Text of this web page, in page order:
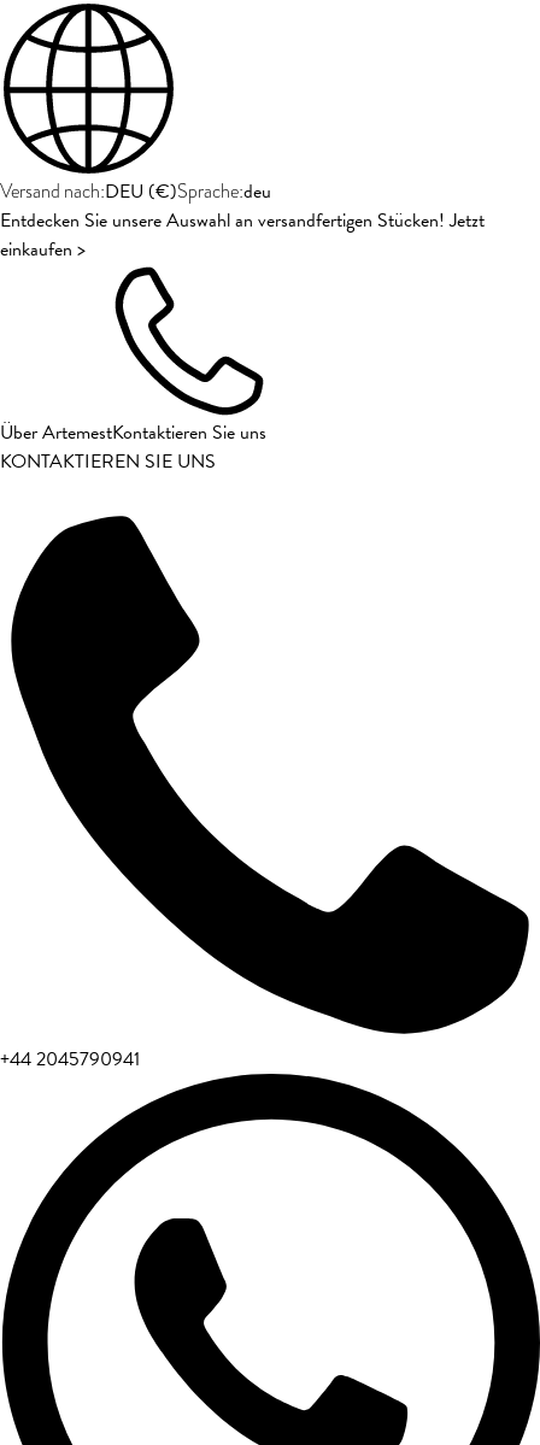
Versand nach:DEU (€)Sprache:deu
Entdecken Sie unsere Auswahl an versandfertigen Stücken! Jetzt
einkaufen >
Über ArtemestKontaktieren Sie uns
KONTAKTIEREN SIE UNS
+44 2045790941